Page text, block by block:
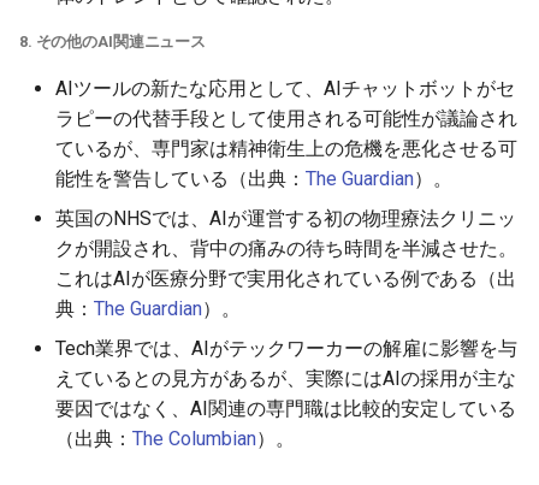
2026-04-17
2026-04-16
2026-04-15
2026-04-14
2026-04-12
2025-10-02
2025-10-01
2025-09-30
2025-09-29
2025-09-27
2026-04-17
2026-04-16
2026-04-15
2026-04-14
2026-04-13
2026-04-12
2026-04-11
2026-04-14
2026-04-13
2026-04-12
2026-04-11
2026-04-09
2025-10-02
2025-10-01
2025-09-30
2025-09-29
2025-09-27
2026-04-13
2026-04-12
2026-04-11
2026-04-10
2026-04-08
2025-10-02
2025-10-01
2025-09-30
2025-09-29
2025-09-27
8. その他のAI関連ニュース
AIツールの新たな応用として、AIチャットボットがセ
ラピーの代替手段として使用される可能性が議論され
ているが、専門家は精神衛生上の危機を悪化させる可
能性を警告している（出典： The Guardian）。
英国のNHSでは、AIが運営する初の物理療法クリニッ
クが開設され、背中の痛みの待ち時間を半減させた。
これはAIが医療分野で実用化されている例である（出
典： The Guardian）。
Tech業界では、AIがテックワーカーの解雇に影響を与
えているとの見方があるが、実際にはAIの採用が主な
要因ではなく、AI関連の専門職は比較的安定している
（出典： The Columbian）。